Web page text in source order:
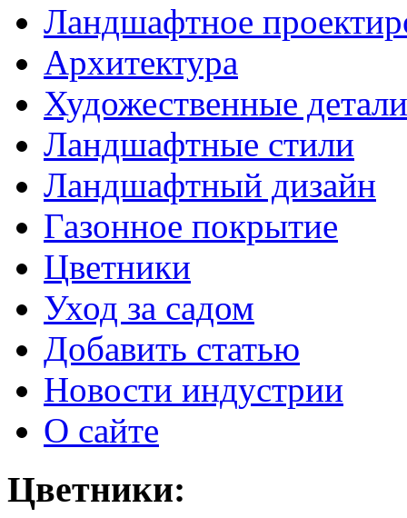
Ландшафтное
Архитектура
Художественные детали
Ландшафтные стили
Ландшафтный дизайн
Газонное покрытие
Цветники
Уход за садом
Добавить статью
Новости индустрии
О сайте
Цветники: